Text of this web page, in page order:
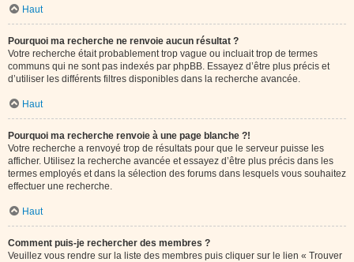
Haut
Pourquoi ma recherche ne renvoie aucun résultat ?
Votre recherche était probablement trop vague ou incluait trop de termes
communs qui ne sont pas indexés par phpBB. Essayez d’être plus précis et
d’utiliser les différents filtres disponibles dans la recherche avancée.
Haut
Pourquoi ma recherche renvoie à une page blanche ?!
Votre recherche a renvoyé trop de résultats pour que le serveur puisse les
afficher. Utilisez la recherche avancée et essayez d’être plus précis dans les
termes employés et dans la sélection des forums dans lesquels vous souhaitez
effectuer une recherche.
Haut
Comment puis-je rechercher des membres ?
Veuillez vous rendre sur la liste des membres puis cliquer sur le lien « Trouver